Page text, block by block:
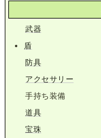
武器
盾
防具
アクセサリー
手持ち装備
道具
宝珠